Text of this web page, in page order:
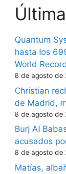
Quantum
hasta los
World
8 de agosto de
Christian
de Madrid,
8 de agosto de
Burj Al
acusados
8 de agosto de
Matías,